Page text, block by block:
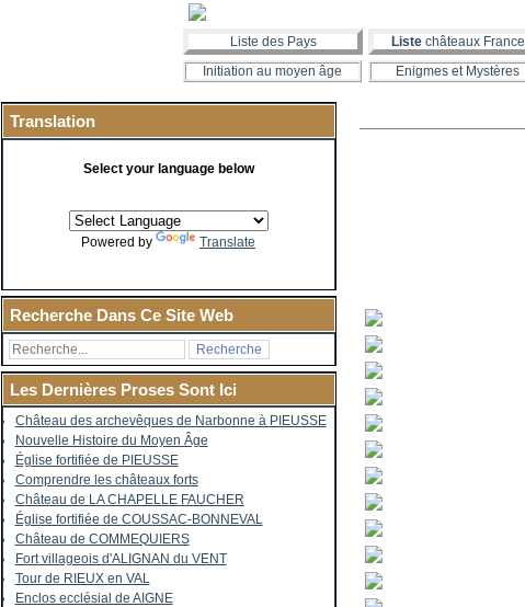
Liste des Pays Liste châteaux France
Initiation au moyen âge
Enigmes et Mystères
Translation
Select your language below
Powered by Translate
Recherche Dans Ce Site Web
Les Dernières Proses Sont Ici
Château des archevêques de Narbonne à PIEUSSE
Nouvelle Histoire du Moyen Âge
Église fortifiée de PIEUSSE
Comprendre les châteaux forts
Château de LA CHAPELLE FAUCHER
Église fortifiée de COUSSAC-BONNEVAL
Château de COMMEQUIERS
Fort villageois d'ALIGNAN du VENT
Tour de RIEUX en VAL
Enclos ecclésial de AIGNE